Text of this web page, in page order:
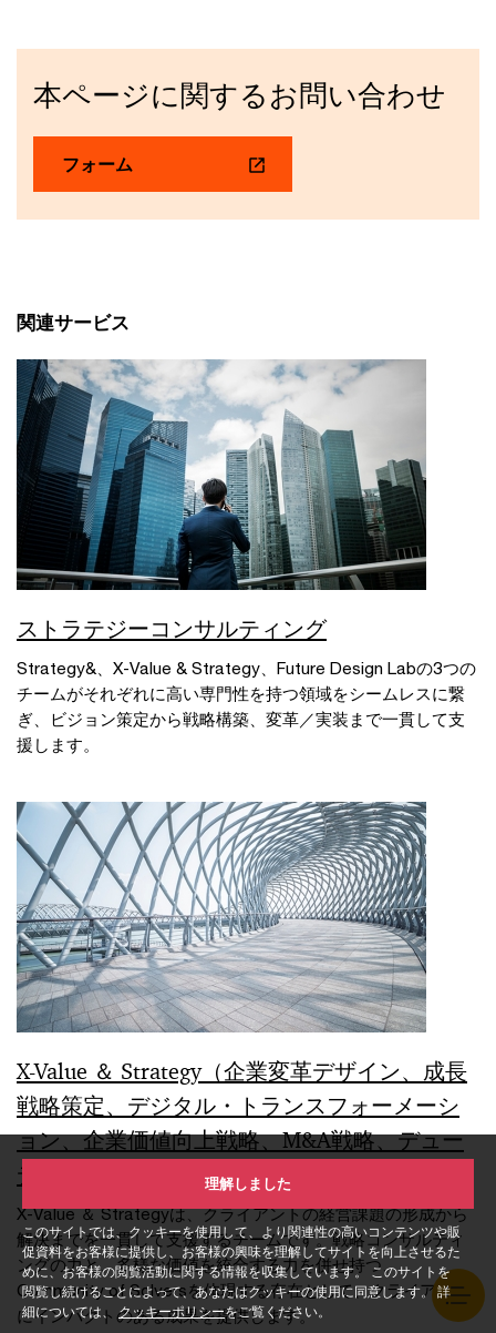
このサイトでは、クッキーを使用して、より関連性の高いコンテンツや販
促資料をお客様に提供し、お客様の興味を理解してサイトを向上させるた
めに、お客様の閲覧活動に関する情報を収集しています。 このサイトを
閲覧し続けることによって、あなたはクッキーの使用に同意します。 詳
細については、クッキーポリシーをご覧ください。
理解しました
本ページに関するお問い合わせ
フォーム
関連サービス
ストラテジーコンサルティング
Strategy&、X-Value & Strategy、Future Design Labの3つの
チームがそれぞれに高い専門性を持つ領域をシームレスに繋
ぎ、ビジョン策定から戦略構築、変革／実装まで一貫して支
援します。
X-Value ＆ Strategy（企業変革デザイン、成長
戦略策定、デジタル・トランスフォーメーシ
ョン、企業価値向上戦略、M&A戦略、デュー
デリジェンス、PMI）
X-Value ＆ Strategyは、クライアントの経営課題の形成から
解決までを一貫して支援するチームです。戦略コンサルティ
ングの力と、多様な価値を統合する力を併せ持つ、
Community of Solversを体現する存在として、クライアント
にインパクトのある成果を提供します。